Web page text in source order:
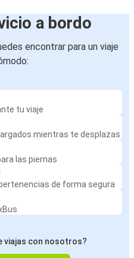
a bordo
encontrar para un viaje
tu viaje
mientras te desplazas
las piernas
de forma segura
viajas con nosotros?